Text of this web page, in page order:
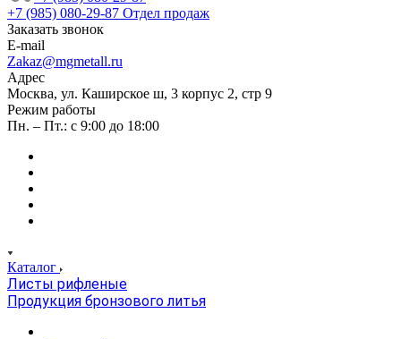
+7 (985) 080-29-87 Отдел продаж
Заказать звонок
E-mail
Zakaz@mgmetall.ru
Адрес
Москва, ул. Каширское ш, 3 корпус 2, стр 9
Режим работы
Пн. – Пт.: с 9:00 до 18:00
Каталог
Листы рифленые
Продукция бронзового литья